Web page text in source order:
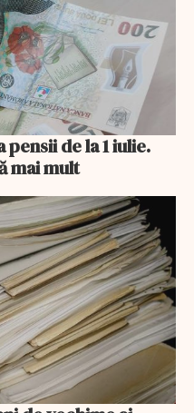
de la 1 iulie.
mai mult